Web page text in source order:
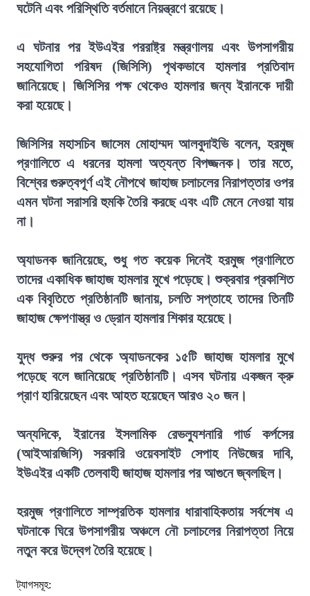
ঘটেনি এবং পরিস্থিতি বর্তমানে নিয়ন্ত্রণে রয়েছে।
এ ঘটনার পর ইউএইর পররাষ্ট্র মন্ত্রণালয় এবং উপসাগরীয়
সহযোগিতা পরিষদ (জিসিসি) পৃথকভাবে হামলার প্রতিবাদ
জানিয়েছে। জিসিসির পক্ষ থেকেও হামলার জন্য ইরানকে দায়ী
করা হয়েছে।
জিসিসির মহাসচিব জাসেম মোহাম্মদ আলবুদাইভি বলেন, হরমুজ
প্রণালিতে এ ধরনের হামলা অত্যন্ত বিপজ্জনক। তার মতে,
বিশ্বের গুরুত্বপূর্ণ এই নৌপথে জাহাজ চলাচলের নিরাপত্তার ওপর
এমন ঘটনা সরাসরি হুমকি তৈরি করছে এবং এটি মেনে নেওয়া যায়
না।
অ্যাডনক জানিয়েছে, শুধু গত কয়েক দিনেই হরমুজ প্রণালিতে
তাদের একাধিক জাহাজ হামলার মুখে পড়েছে। শুক্রবার প্রকাশিত
এক বিবৃতিতে প্রতিষ্ঠানটি জানায়, চলতি সপ্তাহে তাদের তিনটি
জাহাজ ক্ষেপণাস্ত্র ও ড্রোন হামলার শিকার হয়েছে।
যুদ্ধ শুরুর পর থেকে অ্যাডনকের ১৫টি জাহাজ হামলার মুখে
পড়েছে বলে জানিয়েছে প্রতিষ্ঠানটি। এসব ঘটনায় একজন ক্রু
প্রাণ হারিয়েছেন এবং আহত হয়েছেন আরও ২০ জন।
অন্যদিকে, ইরানের ইসলামিক রেভল্যুশনারি গার্ড কর্পসের
(আইআরজিসি) সরকারি ওয়েবসাইট সেপাহ নিউজের দাবি,
ইউএইর একটি তেলবাহী জাহাজ হামলার পর আগুনে জ্বলছিল।
হরমুজ প্রণালিতে সাম্প্রতিক হামলার ধারাবাহিকতায় সর্বশেষ এ
ঘটনাকে ঘিরে উপসাগরীয় অঞ্চলে নৌ চলাচলের নিরাপত্তা নিয়ে
নতুন করে উদ্বেগ তৈরি হয়েছে।
ট্যাগসমূহ: